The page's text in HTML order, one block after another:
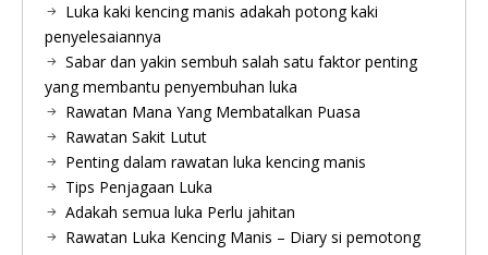
Luka kaki kencing manis adakah potong kaki
penyelesaiannya
Sabar dan yakin sembuh salah satu faktor penting
yang membantu penyembuhan luka
Rawatan Mana Yang Membatalkan Puasa
Rawatan Sakit Lutut
Penting dalam rawatan luka kencing manis
Tips Penjagaan Luka
Adakah semua luka Perlu jahitan
Rawatan Luka Kencing Manis – Diary si pemotong